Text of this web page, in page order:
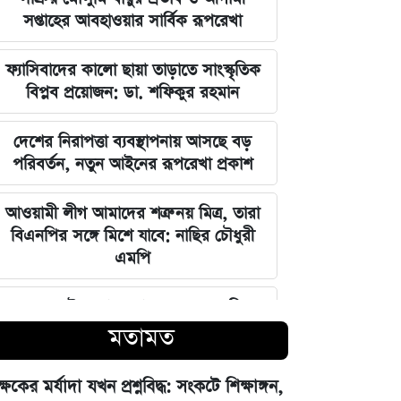
সপ্তাহের আবহাওয়ার সার্বিক রূপরেখা
ফ্যাসিবাদের কালো ছায়া তাড়াতে সাংস্কৃতিক
বিপ্লব প্রয়োজন: ডা. শফিকুর রহমান
দেশের নিরাপত্তা ব্যবস্থাপনায় আসছে বড়
পরিবর্তন, নতুন আইনের রূপরেখা প্রকাশ
আওয়ামী লীগ আমাদের শত্রু নয় মিত্র, তারা
বিএনপির সঙ্গে মিশে যাবে: নাছির চৌধুরী
এমপি
ঘরে বসেই যেভাবে জানবেন এসএসসির
ফলাফল, ১০ আগস্ট প্রকাশের ঘোষণা
মার্কিন ইমিগ্রেশন সার্ভিস বিভাগে বড়
মতামত
মর্যাদা যখন প্রশ্নবিদ্ধ: সংকটে শিক্ষাঙ্গন,